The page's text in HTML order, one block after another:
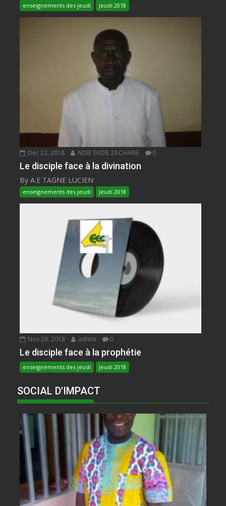
enseignements des jeudi Jeudi 2018
Déc 22, 2018 NDIE SADIE ZACHARIE 0
Le disciple face à la divination
By A.E TAGNE LUCIEN
enseignements des jeudi Jeudi 2018
Nov 26, 2018 admin 0
Le disciple face à la prophétie
enseignements des jeudi Jeudi 2018
SOCIAL D'IMPACT